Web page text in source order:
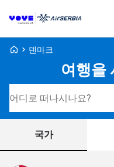
Voye Homepage
덴마크
여행을
국가